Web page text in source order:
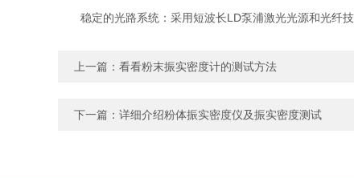
稳定的光路系统：采用短波长LD泵浦激光光源和光纤技
上一篇： 看看粉末振实密度计的测试方法
下一篇： 详细介绍粉体振实密度仪及振实密度测试